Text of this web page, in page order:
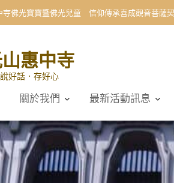
寺佛光寶寶暨佛光兒童 信仰傳承喜成觀音菩薩
惠中寺
好話．存好心
關於我們 最新活動訊息